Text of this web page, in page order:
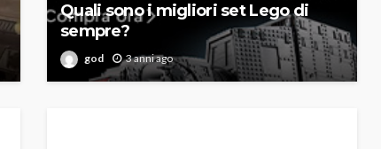
Quali sono i migliori set Lego di
sempre?
god 3 anni ago